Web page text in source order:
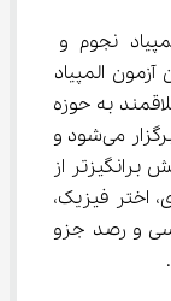
نجوم و
آزمون المپیاد
به حوزه
نجوم است. این المپیاد نیز در سه مرحله برگزار می‌شود و
سخت‌تر و چالش برانگیزتر از
اختر فیزیک،
و رصد جزو